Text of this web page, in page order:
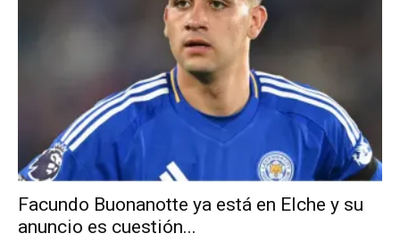
Facundo Buonanotte ya está en Elche y su
anuncio es cuestión...